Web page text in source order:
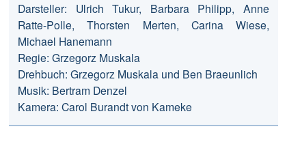
Darsteller: Ulrich Tukur, Barbara Philipp, Anne
Ratte-Polle, Thorsten Merten, Carina Wiese,
Michael Hanemann
Regie: Grzegorz Muskala
Drehbuch: Grzegorz Muskala und Ben Braeunlich
Musik: Bertram Denzel
Kamera: Carol Burandt von Kameke